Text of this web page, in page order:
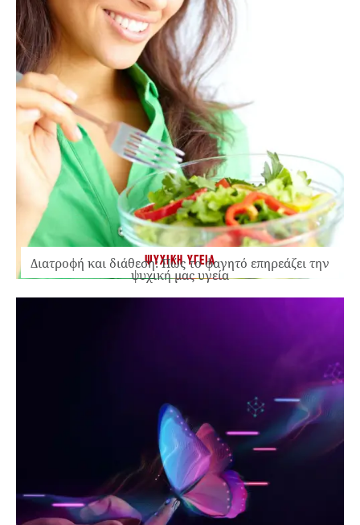
ΨΥΧΙΚΗ ΥΓΕΙΑ
Διατροφή και διάθεση: Πώς το φαγητό επηρεάζει την
ψυχική μας υγεία